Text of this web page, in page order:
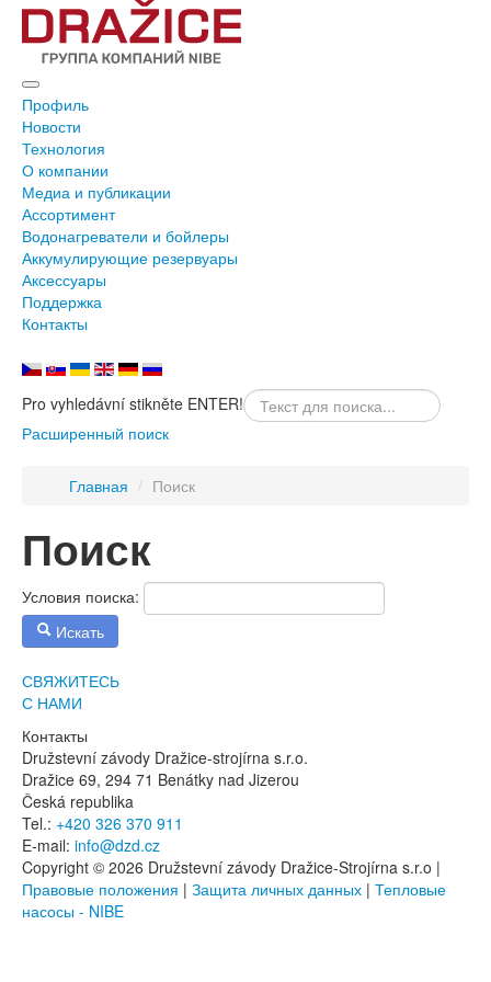
Профиль
Новости
Технология
О компании
Медиа и публикации
Ассортимент
Водонагреватели и бойлеры
Аккумулирующие резервуары
Аксессуары
Поддержка
Контакты
Pro vyhledávní stikněte ENTER!
Расширенный поиск
Главная / Поиск
Поиск
Условия поиска:
Искать
СВЯЖИТЕСЬ
С НАМИ
Контакты
Družstevní závody Dražice-strojírna s.r.o.
Dražice 69, 294 71 Benátky nad Jizerou
Česká republika
Tel.: +420 326 370 911
E-mail: info@dzd.cz
Copyright © 2026 Družstevní závody Dražice-Strojírna s.r.o |
Правовые положения | Защита личных данных | Тепловые
насосы - NIBE